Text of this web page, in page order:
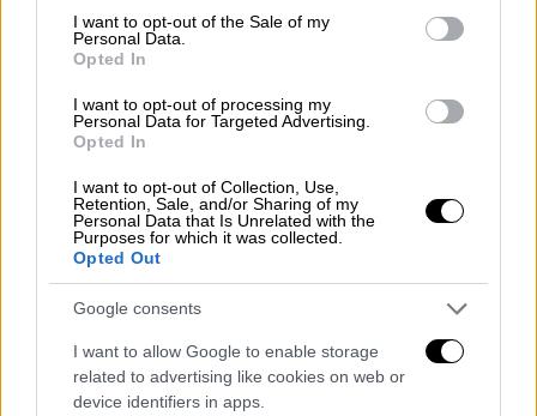
consent section.
I want to opt-out of the Sale of my
Personal Data.
Opted In
I want to opt-out of processing my
Personal Data for Targeted Advertising.
Opted In
I want to opt-out of Collection, Use,
Retention, Sale, and/or Sharing of my
Personal Data that Is Unrelated with the
Purposes for which it was collected.
Opted Out
Google consents
I want to allow Google to enable storage
related to advertising like cookies on web or
device identifiers in apps.
Τηλεόραση 14.02.2026 20:20